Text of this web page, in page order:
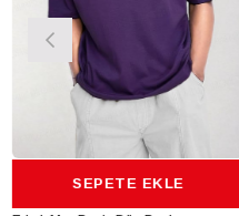
SEPETE EKLE